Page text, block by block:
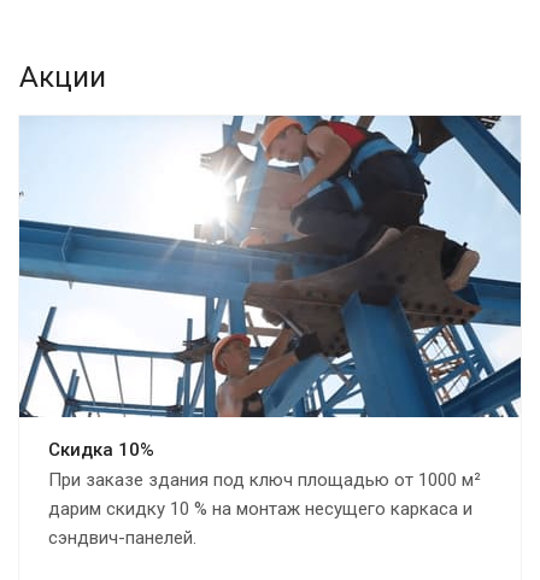
Акции
Скидка 10%
При заказе здания под ключ площадью от 1000 м²
дарим скидку 10 % на монтаж несущего каркаса и
сэндвич-панелей.